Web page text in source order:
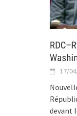
17/
devant